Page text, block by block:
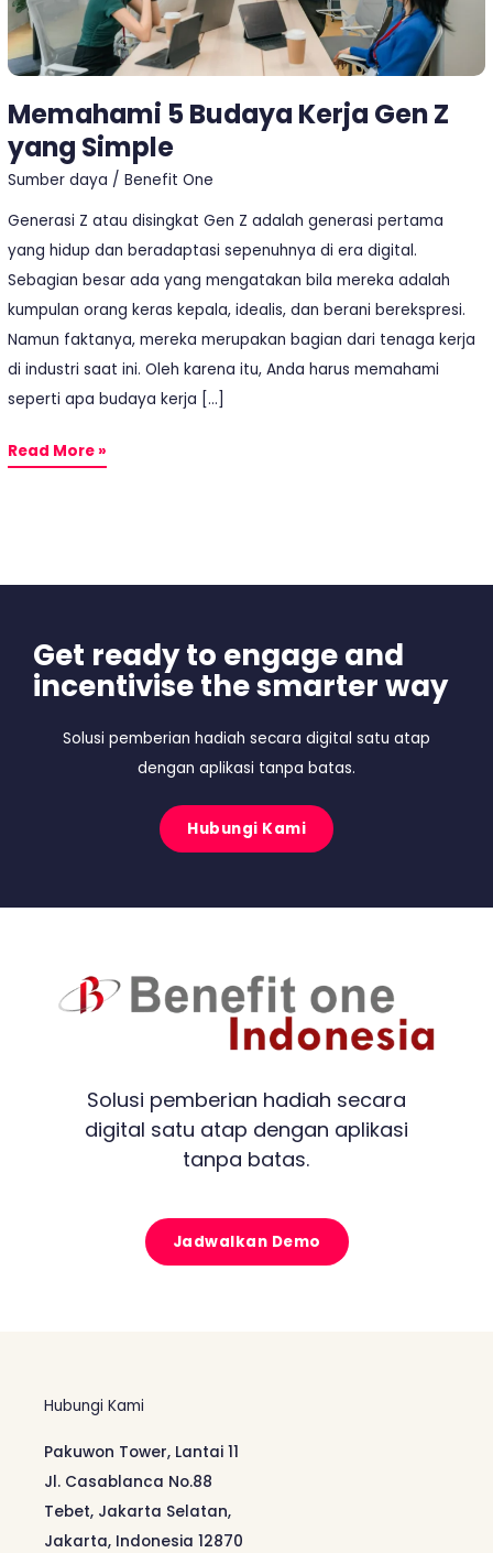
Memahami 5 Budaya Kerja Gen Z
yang Simple
Sumber daya /Benefit One
Generasi Z atau disingkat Gen Z adalah generasi pertama
yang hidup dan beradaptasi sepenuhnya di era digital.
Sebagian besar ada yang mengatakan bila mereka adalah
kumpulan orang keras kepala, idealis, dan berani berekspresi.
Namun faktanya, mereka merupakan bagian dari tenaga kerja
di industri saat ini. Oleh karena itu, Anda harus memahami
seperti apa budaya kerja […]
Read More »
Get ready to engage and
incentivise the smarter way
Solusi pemberian hadiah secara digital satu atap
dengan aplikasi tanpa batas.
Hubungi Kami
Solusi pemberian hadiah secara
digital satu atap dengan aplikasi
tanpa batas.
Jadwalkan Demo
Hubungi Kami
Pakuwon Tower, Lantai 11
Jl. Casablanca No.88
Tebet, Jakarta Selatan,
Jakarta, Indonesia 12870